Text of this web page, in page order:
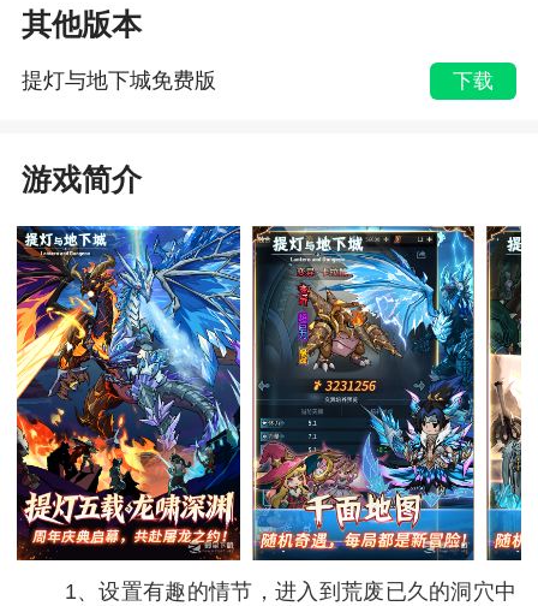
其他版本
提灯与地下城免费版 下载
游戏简介
1、设置有趣的情节，进入到荒废已久的洞穴中